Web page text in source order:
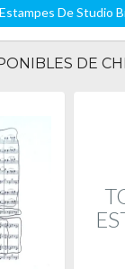
De Studio
DE